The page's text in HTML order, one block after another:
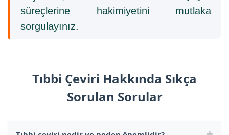
süreçlerine hakimiyetini mutlaka
sorgulayınız.
Tıbbi Çeviri Hakkında Sıkça
Sorulan Sorular